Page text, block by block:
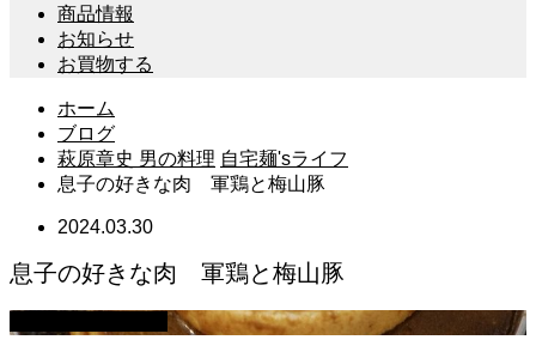
商品情報
お知らせ
お買物する
ホーム
ブログ
萩原章史 男の料理 自宅麺'sライフ
息子の好きな肉 軍鶏と梅山豚
2024.03.30
息子の好きな肉 軍鶏と梅山豚